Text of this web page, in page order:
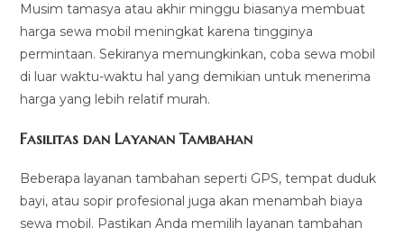
Musim tamasya atau akhir minggu biasanya membuat
harga sewa mobil meningkat karena tingginya
permintaan. Sekiranya memungkinkan, coba sewa mobil
di luar waktu-waktu hal yang demikian untuk menerima
harga yang lebih relatif murah.
Fasilitas dan Layanan Tambahan
Beberapa layanan tambahan seperti GPS, tempat duduk
bayi, atau sopir profesional juga akan menambah biaya
sewa mobil. Pastikan Anda memilih layanan tambahan